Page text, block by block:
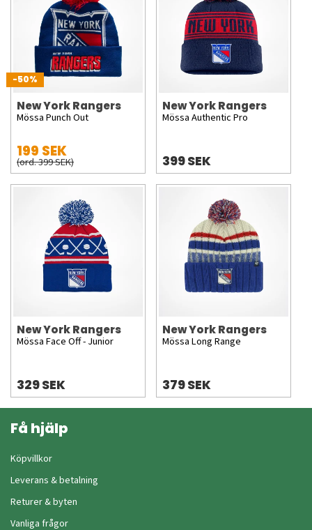
-50%
New York Rangers
Mössa Punch Out
199 SEK
(ord. 399 SEK)
New York Rangers
Mössa Authentic Pro
399 SEK
New York Rangers
Mössa Face Off - Junior
329 SEK
New York Rangers
Mössa Long Range
379 SEK
Få hjälp
Köpvillkor
Leverans & betalning
Returer & byten
Vanliga frågor